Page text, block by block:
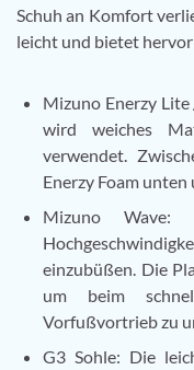
Schuh an Komfort
leicht und bietet
Mizuno Enerzy
wird weiches
verwendet.
Enerzy Foam
Mizuno Wave:
einzubüßen. Die
um beim
Vorfußvortrieb zu
G3 Sohle: Die